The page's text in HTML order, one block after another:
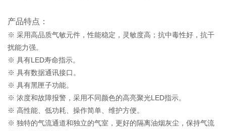
产品特点：
※ 采用高品质气敏元件，性能稳定，灵敏度高；抗中毒性好，抗干
扰能力强。
※ 具有LED寿命指示。
※ 具有数据通讯接口。
※ 具有黑匣子功能。
※ 浓度和故障报警，采用不同颜色的高亮聚光LED指示。
※ 高性能、低功耗、操作简单、维护方便。
※ 独特的气流通道和独立的气室，更好的隔离油烟灰尘，保持气流